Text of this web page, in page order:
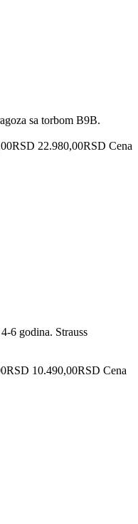
sa torbom B9B.
22.980,00RSD Cena
6 godina. Strauss
10.490,00RSD Cena